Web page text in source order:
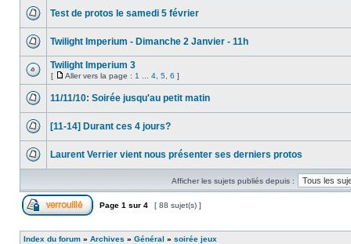
Test de protos le samedi 5 février
Twilight Imperium - Dimanche 2 Janvier - 11h
Twilight Imperium 3
[ Aller vers la page : 1 4 5 6 ]
11/11/10: Soirée jusqu'au petit matin
[11-14] Durant ces 4 jours?
Laurent Verrier vient nous présenter ses derniers protos
Afficher les sujets publiés depuis :
Page 1 sur 4 [ 88 sujet(s) ]
Index du forum » Archives » Général » soirée jeux